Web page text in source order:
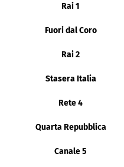
Rai 1
Fuori dal Coro
Rai 2
Stasera Italia
Rete 4
Quarta Repubblica
Canale 5